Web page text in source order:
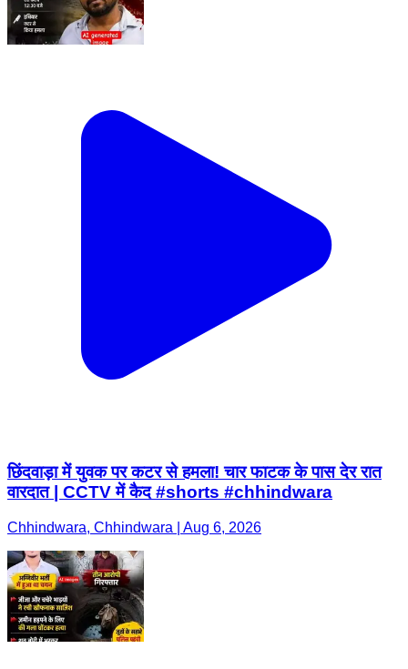
छिंदवाड़ा में युवक पर कटर से हमला! चार फाटक के पास देर रात
वारदात | CCTV में कैद #shorts #chhindwara
Chhindwara, Chhindwara | Aug 6, 2026